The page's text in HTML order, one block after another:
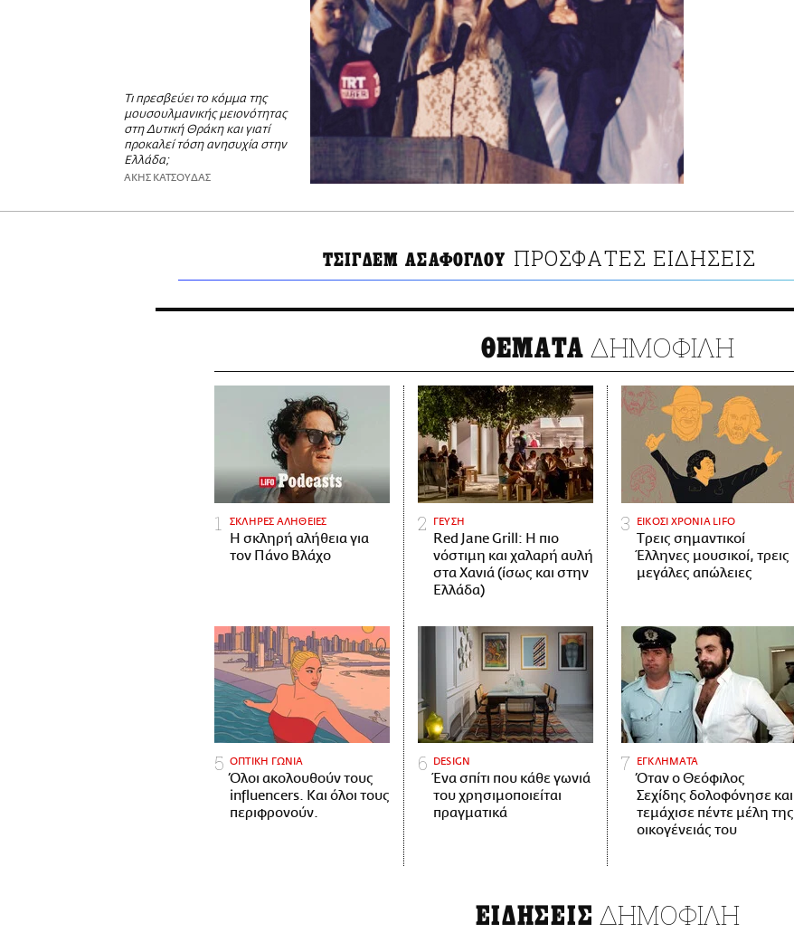
Τι πρεσβεύει το κόμμα της
μουσουλμανικής μειονότητας
στη Δυτική Θράκη και γιατί
προκαλεί τόση ανησυχία στην
Ελλάδα;
ΑΚΗΣ ΚΑΤΣΟΥΔΑΣ
ΤΣΙΓΔΕΜ ΑΣΑΦΟΓΛΟΥ ΠΡΟΣΦΑΤΕΣ ΕΙΔΗΣΕΙΣ
ΘΕΜΑΤΑ ΔΗΜΟΦΙΛΗ
ΣΚΛΗΡΕΣ ΑΛΗΘΕΙΕΣ
H σκληρή αλήθεια για
τον Πάνο Βλάχο
ΓΕΥΣΗ
Red Jane Grill: Η πιο
νόστιμη και χαλαρή αυλή
στα Χανιά (ίσως και στην
Ελλάδα)
ΕΙΚΟΣΙ ΧΡΟΝΙΑ LIFO
Tρεις σημαντικοί
Έλληνες μουσικοί, τρεις
μεγάλες απώλειες
ΟΠΤΙΚΗ ΓΩΝΙΑ
Όλοι ακολουθούν τους
influencers. Και όλοι τους
περιφρονούν.
DESIGN
Ένα σπίτι που κάθε γωνιά
του χρησιμοποιείται
πραγματικά
ΕΓΚΛΗΜΑΤΑ
Όταν ο Θεόφιλος
Σεχίδης δολοφόνησε και
τεμάχισε πέντε μέλη της
οικογένειάς του
ΕΙΔΗΣΕΙΣ ΔΗΜΟΦΙΛΗ